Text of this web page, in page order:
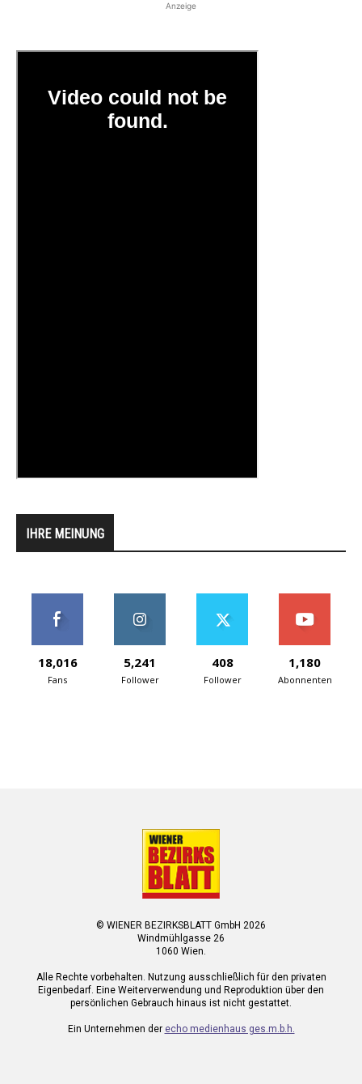
Anzeige
IHRE MEINUNG
18,016
Fans
5,241
Follower
408
Follower
1,180
Abonnenten
© WIENER BEZIRKSBLATT GmbH 2026
Windmühlgasse 26
1060 Wien.
Alle Rechte vorbehalten. Nutzung ausschließlich für den privaten
Eigenbedarf. Eine Weiterverwendung und Reproduktion über den
persönlichen Gebrauch hinaus ist nicht gestattet.
Ein Unternehmen der echo medienhaus ges.m.b.h.